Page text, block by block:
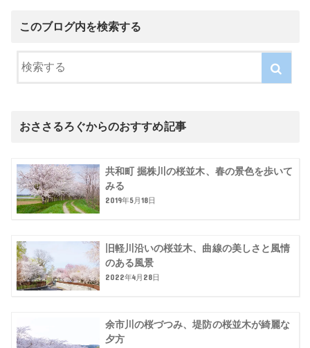
このブログ内を検索する
おささるろぐからのおすすめ記事
共和町 掘株川の桜並木、春の景色を歩いて
みる
2019年5月18日
旧軽川沿いの桜並木、曲線の美しさと風情
のある風景
2022年4月28日
余市川の桜づつみ、堤防の桜並木が綺麗な
夕方